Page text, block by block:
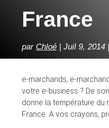
France
par Chloé Juil 9, 2014
e-marchands, e-
votre e-business ? De
donne la température du
France. A vos crayons,